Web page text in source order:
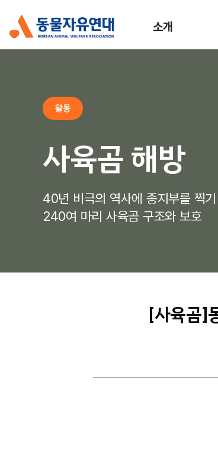
소개
활동
사육곰 해방
40년 비극의 역사에 종지부를 찍
240여 마리 사육곰 구조와 보호
[사육곰]